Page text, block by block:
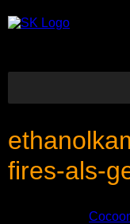
fires-als-